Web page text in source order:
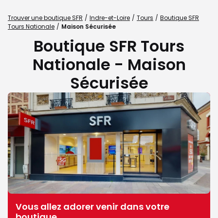
Trouver une boutique SFR Indre-et-Loire Tours
Boutique SFR
Tours Nationale
Maison Sécurisée
Boutique SFR Tours
Nationale - Maison
Sécurisée
Vous allez adorer venir dans votre